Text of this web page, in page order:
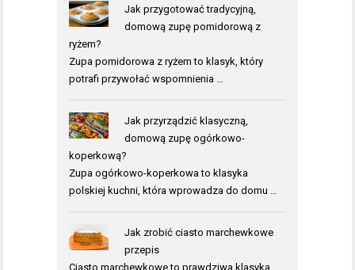
Jak przygotować tradycyjną,
domową zupę pomidorową z
ryżem?
Zupa pomidorowa z ryżem to klasyk, który
potrafi przywołać wspomnienia …
Jak przyrządzić klasyczną,
domową zupę ogórkowo-
koperkową?
Zupa ogórkowo-koperkowa to klasyka
polskiej kuchni, która wprowadza do domu …
Jak zrobić ciasto marchewkowe
przepis
Ciasto marchewkowe to prawdziwa klasyka,